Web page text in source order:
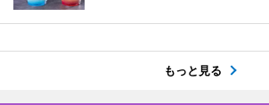
もっと見る